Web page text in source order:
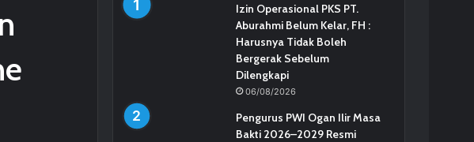
Izin Operasional PKS PT.
Aburahmi Belum Kelar, FH :
Harusnya Tidak Boleh
Bergerak Sebelum
Dilengkapi
06/08/2026
Pengurus PWI Ogan Ilir Masa
Bakti 2026–2029 Resmi